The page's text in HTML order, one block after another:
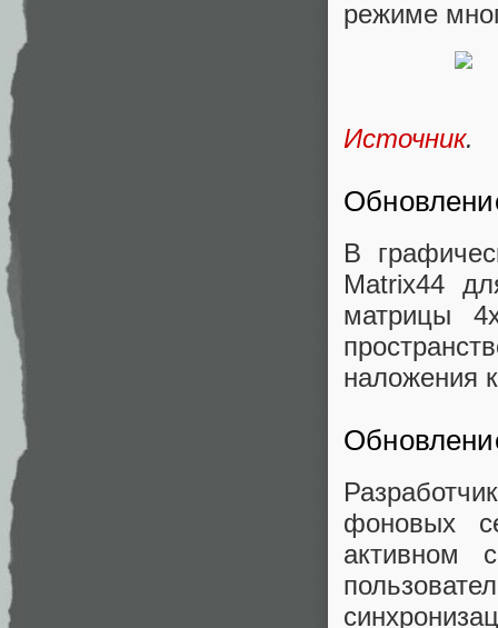
режиме
Источник.
В
Matrix44
матрицы
наложения
фоновых
активном